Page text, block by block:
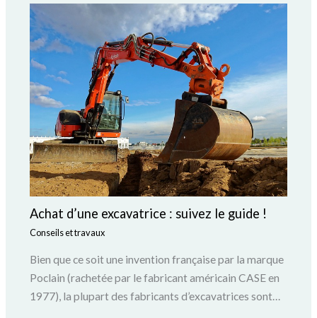
Achat d’une excavatrice : suivez le guide !
Conseils et travaux
Bien que ce soit une invention française par la marque
Poclain (rachetée par le fabricant américain CASE en
1977), la plupart des fabricants d’excavatrices sont…